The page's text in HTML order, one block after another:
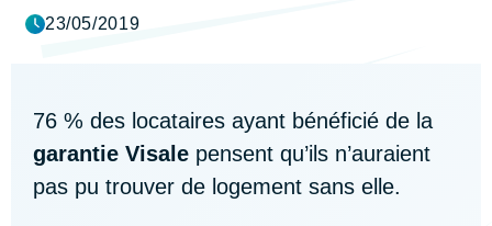
23/05/2019
76 % des locataires ayant bénéficié de la
garantie Visale pensent qu’ils n’auraient
pas pu trouver de logement sans elle.